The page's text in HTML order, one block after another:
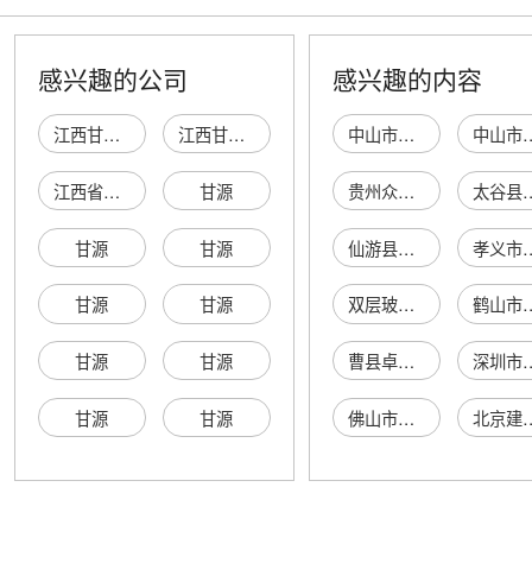
感兴趣的公司
江西甘源工贸有限公司 江西甘源生态环境有限公司
江西省甘源科技有限公司 甘源
甘源 甘源
甘源 甘源
甘源 甘源
甘源 甘源
感兴趣的内容
中山市星宇包装印刷有限公司 中山市
贵州众兴洋能源有限公司 太谷县
仙游县度尾创好自行车店 孝义市合
双层玻璃杯 鹤山市
曹县卓凡服饰有限公司 深圳市龙
佛山市禅城区逸斯食品经营部 北京建兴